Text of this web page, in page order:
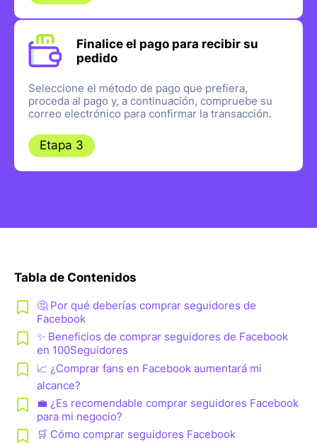
Finalice el pago para recibir su
pedido
Seleccione el método de pago que prefiera,
proceda al pago y, a continuación, compruebe su
correo electrónico para confirmar la transacción.
Etapa 3
Tabla de Contenidos
🤔 Por qué deberías comprar seguidores de
Facebook
✨ Beneficios de comprar seguidores de Facebook
en 100Seguidores
📈 ¿Comprar fans en Facebook aumentará mi
alcance?
💼 ¿Es recomendable comprar seguidores Facebook
para mi negocio?
🛒 Cómo comprar seguidores Facebook